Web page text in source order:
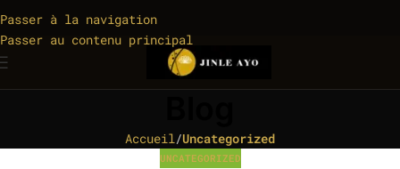
Passer à la navigation
Passer au contenu principal
Accueil/Uncategorized
UNCATEGORIZED